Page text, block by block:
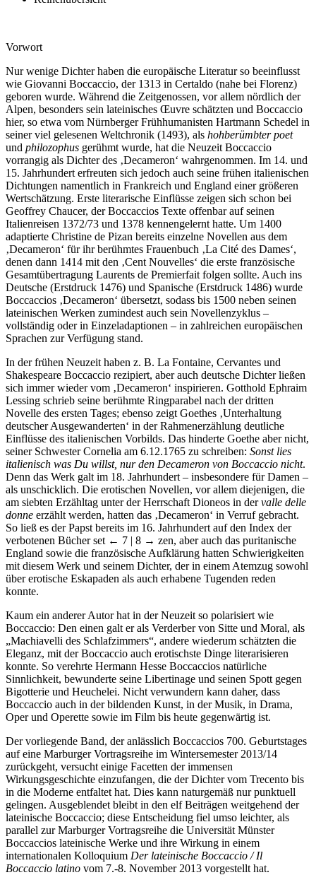
Vorwort
Nur wenige Dichter haben die europäische Literatur so beeinflusst
wie Giovanni Boccaccio, der 1313 in Certaldo (nahe bei Florenz)
geboren wurde. Während die Zeitgenossen, vor allem nördlich der
Alpen, besonders sein lateinisches Œuvre schätzten und Boccaccio
hier, so etwa vom Nürnberger Frühhumanisten Hartmann Schedel in
seiner viel gelesenen Weltchronik (1493), als hohberümbter poet
und philozophus gerühmt wurde, hat die Neuzeit Boccaccio
vorrangig als Dichter des ‚Decameron‘ wahrgenommen. Im 14. und
15. Jahrhundert erfreuten sich jedoch auch seine frühen italienischen
Dichtungen namentlich in Frankreich und England einer größeren
Wertschätzung. Erste literarische Einflüsse zeigen sich schon bei
Geoffrey Chaucer, der Boccaccios Texte offenbar auf seinen
Italienreisen 1372/73 und 1378 kennengelernt hatte. Um 1400
adaptierte Christine de Pizan bereits einzelne Novellen aus dem
‚Decameron‘ für ihr berühmtes Frauenbuch ‚La Cité des Dames‘,
denen dann 1414 mit den ‚Cent Nouvelles‘ die erste französische
Gesamtübertragung Laurents de Premierfait folgen sollte. Auch ins
Deutsche (Erstdruck 1476) und Spanische (Erstdruck 1486) wurde
Boccaccios ‚Decameron‘ übersetzt, sodass bis 1500 neben seinen
lateinischen Werken zumindest auch sein Novellenzyklus –
vollständig oder in Einzeladaptionen – in zahlreichen europäischen
Sprachen zur Verfügung stand.
In der frühen Neuzeit haben z. B. La Fontaine, Cervantes und
Shakespeare Boccaccio rezipiert, aber auch deutsche Dichter ließen
sich immer wieder vom ‚Decameron‘ inspirieren. Gotthold Ephraim
Lessing schrieb seine berühmte Ringparabel nach der dritten
Novelle des ersten Tages; ebenso zeigt Goethes ‚Unterhaltung
deutscher Ausgewanderten‘ in der Rahmenerzählung deutliche
Einflüsse des italienischen Vorbilds. Das hinderte Goethe aber nicht,
seiner Schwester Cornelia am 6.12.1765 zu schreiben: Sonst lies
italienisch was Du willst, nur den Decameron von Boccaccio nicht.
Denn das Werk galt im 18. Jahrhundert – insbesondere für Damen –
als unschicklich. Die erotischen Novellen, vor allem diejenigen, die
am siebten Erzähltag unter der Herrschaft Dioneos in dervalle delle
donne erzählt werden, hatten das ‚Decameron‘ in Verruf gebracht.
So ließ es der Papst bereits im 16. Jahrhundert auf den Index der
verbotenen Bücher set ← 7 | 8 → zen, aber auch das puritanische
England sowie die französische Aufklärung hatten Schwierigkeiten
mit diesem Werk und seinem Dichter, der in einem Atemzug sowohl
über erotische Eskapaden als auch erhabene Tugenden reden
konnte.
Kaum ein anderer Autor hat in der Neuzeit so polarisiert wie
Boccaccio: Den einen galt er als Verderber von Sitte und Moral, als
„Machiavelli des Schlafzimmers“, andere wiederum schätzten die
Eleganz, mit der Boccaccio auch erotischste Dinge literarisieren
konnte. So verehrte Hermann Hesse Boccaccios natürliche
Sinnlichkeit, bewunderte seine Libertinage und seinen Spott gegen
Bigotterie und Heuchelei. Nicht verwundern kann daher, dass
Boccaccio auch in der bildenden Kunst, in der Musik, in Drama,
Oper und Operette sowie im Film bis heute gegenwärtig ist.
Der vorliegende Band, der anlässlich Boccaccios 700. Geburtstages
auf eine Marburger Vortragsreihe im Wintersemester 2013/14
zurückgeht, versucht einige Facetten der immensen
Wirkungsgeschichte einzufangen, die der Dichter vom Trecento bis
in die Moderne entfaltet hat. Dies kann naturgemäß nur punktuell
gelingen. Ausgeblendet bleibt in den elf Beiträgen weitgehend der
lateinische Boccaccio; diese Entscheidung fiel umso leichter, als
parallel zur Marburger Vortragsreihe die Universität Münster
Boccaccios lateinische Werke und ihre Wirkung in einem
internationalen Kolloquium Der lateinische Boccaccio / Il
Boccaccio latino vom 7.-8. November 2013 vorgestellt hat.